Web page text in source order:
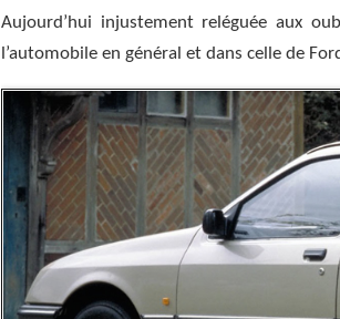
Aujourd’hui injustement reléguée aux
l’automobile en général et dans celle de